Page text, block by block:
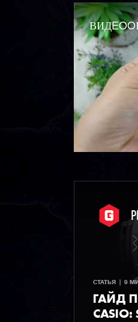
СТАТЬЯ  |  9
ГАЙД
CASIO: